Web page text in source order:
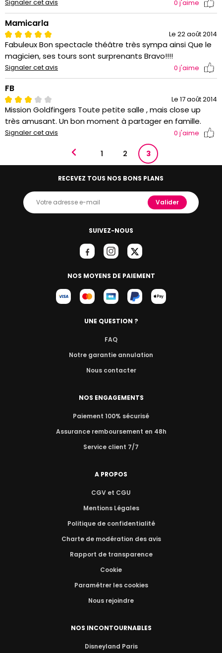
Signaler cet avis 0 j'aime
Mamicarla
Le 22 août 2014
Fabuleux Bon spectacle théâtre très sympa ainsi Que le
magicien, ses tours sont surprenants Bravo!!!!
Signaler cet avis 0 j'aime
FB
Le 17 août 2014
Mission Goldfingers Toute petite salle , mais close up
très amusant. Un bon moment à partager en famille.
Signaler cet avis 0 j'aime
1 2 3
SUIVEZ-NOUS
NOS MOYENS DE PAIEMENT
RECEVEZ TOUS NOS BONS PLANS
Valider
UNE QUESTION ?
FAQ
Notre garantie annulation
Nous contacter
NOS ENGAGEMENTS
Paiement 100% sécurisé
Assurance remboursement en 48h
Service client 7/7
A PROPOS
CGV et CGU
Mentions Légales
Politique de confidentialité
Charte de modération des avis
Rapport de transparence
Cookie
Paramétrer les cookies
Nous rejoindre
NOS INCONTOURNABLES
Disneyland Paris